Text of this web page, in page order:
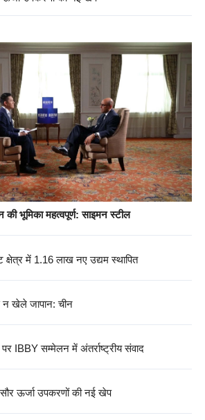
की भूमिका महत्वपूर्ण: साइमन स्टील
क्षेत्र में 1.16 लाख नए उद्यम स्थापित
न खेले जापान: चीन
पर IBBY सम्मेलन में अंतर्राष्ट्रीय संवाद
सौर ऊर्जा उपकरणों की नई खेप